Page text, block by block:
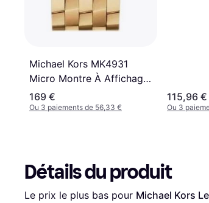
Michael Kors MK4931
Micro Montre À Affichage
Analogique 18 mm
169 €
Ou 3 paiements de 56,33 €
115,96 €
Ou 3
Détails du produit
Le prix le plus bas pour Michael Kors